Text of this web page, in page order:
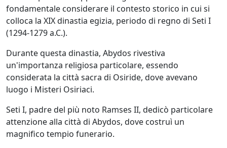
fondamentale considerare il contesto storico in cui si
colloca la XIX dinastia egizia, periodo di regno di Seti I
(1294-1279 a.C.).
Durante questa dinastia, Abydos rivestiva
un'importanza religiosa particolare, essendo
considerata la città sacra di Osiride, dove avevano
luogo i Misteri Osiriaci.
Seti I, padre del più noto Ramses II, dedicò particolare
attenzione alla città di Abydos, dove costruì un
magnifico tempio funerario.